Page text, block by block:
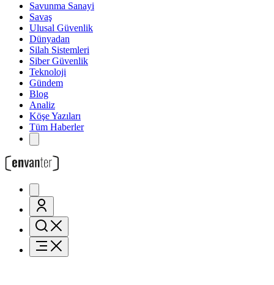
Savunma Sanayi
Savaş
Ulusal Güvenlik
Dünyadan
Silah Sistemleri
Siber Güvenlik
Teknoloji
Gündem
Blog
Analiz
Köşe Yazıları
Tüm Haberler